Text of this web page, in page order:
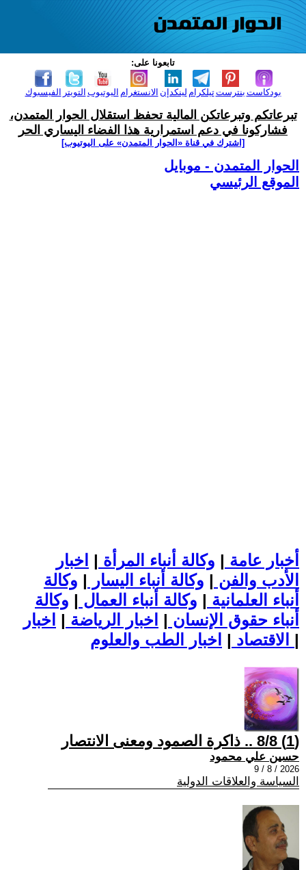
تابعونا على:
الفيسبوك التويتر اليوتيوب الانستغرام لينكدإن تيلكرامبنترست بودكاست
تبرعاتكم وتبرعاتكن المالية تحفظ استقلال الحوار المتمدن،
فشاركونا في دعم استمرارية هذا الفضاء اليساري الحر
[اشترك في قناة ‫«الحوار المتمدن» على اليوتيوب]
الحوار المتمدن - موبايل
الموقع الرئيسي
أخبار عامة | وكالة أنباء المرأة | اخبار
الأدب والفن | وكالة أنباء اليسار | وكالة
أنباء العلمانية | وكالة أنباء العمال | وكالة
أنباء حقوق الإنسان | اخبار الرياضة | اخبار
الاقتصاد | |
(1) 8/8 .. ذاكرة الصمود ومعنى الانتصار
حسين علي محمود
2026 / 8 / 9
السياسة والعلاقات الدولية